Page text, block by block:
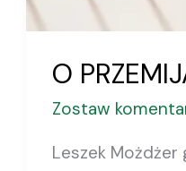
O
Zostaw
Leszek